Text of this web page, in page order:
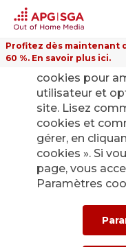
Profitez dès maintenant
60 %. En savoir plus ici.
Retour
Sur ce site
cookies pour
utilisateur et
site. Lisez
cookies et
gérer, en
cookies ». Si
page, vous
Paramètres